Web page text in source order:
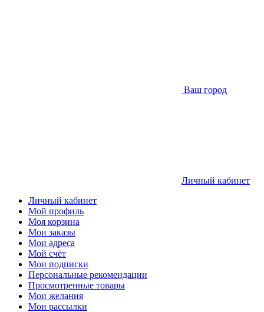
Ваш город
Личный кабинет
Личный кабинет
Мой профиль
Моя корзина
Мои заказы
Мои адреса
Мой счёт
Мои подписки
Персональные рекомендации
Просмотренные товары
Мои желания
Мои рассылки